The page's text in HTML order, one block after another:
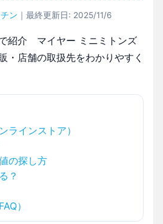
ン ｜最終更新日: 2025/11/6
紹介 マイヤー ミニミトンズ
・店舗の取扱先をわかりやすく
ラインストア）
の探し方
？
）